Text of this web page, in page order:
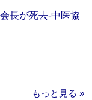
長が死去‐中医協
もっと見る »